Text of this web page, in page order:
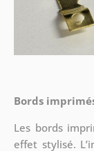
Bords
Les bords
effet stylisé.